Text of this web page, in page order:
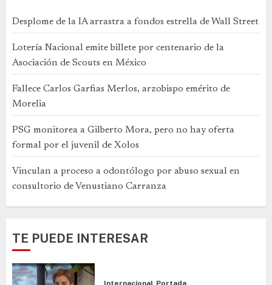
Desplome de la IA arrastra a fondos estrella de Wall Street
Lotería Nacional emite billete por centenario de la
Asociación de Scouts en México
Fallece Carlos Garfias Merlos, arzobispo emérito de
Morelia
PSG monitorea a Gilberto Mora, pero no hay oferta
formal por el juvenil de Xolos
Vinculan a proceso a odontólogo por abuso sexual en
consultorio de Venustiano Carranza
TE PUEDE INTERESAR